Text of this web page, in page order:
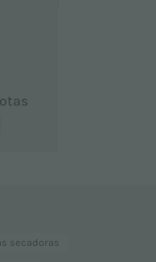
secadoras